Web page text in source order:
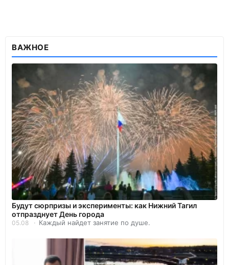
ВАЖНОЕ
Будут сюрпризы и эксперименты: как Нижний Тагил
отпразднует День города
05.08 Каждый найдет занятие по душе.